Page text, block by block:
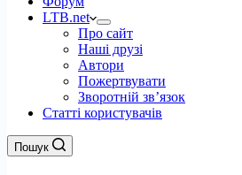
LTB.net
Про сайт
Наші друзі
Автори
Пожертвувати
Зворотній зв’язок
Статті користувачів
Пошук